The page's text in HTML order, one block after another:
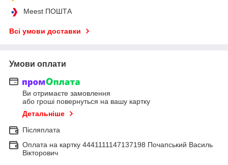
Meest ПОШТА
Всі умови доставки
Умови оплати
Ви отримаєте замовлення
або гроші повернуться на вашу картку
Детальніше
Післяплата
Оплата на картку 4441111147137198 Почапський Василь
Вікторович